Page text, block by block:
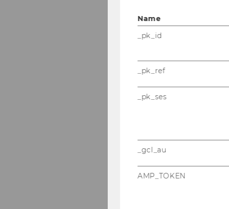
Name
_pk_id
_pk_ref
_pk_ses
_gcl_au
AMP_TOKEN